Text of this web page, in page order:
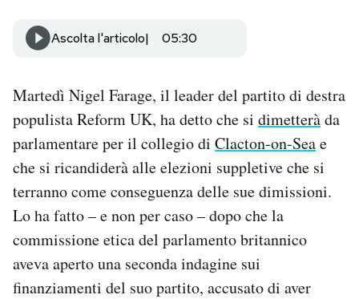
Area Personale
Newsletter
Notifiche mobile
Regala il Post
Hai bisogno di aiuto?
Esci
Ascolta l'articolo 05:30
Martedì Nigel Farage, il leader del partito di destra
populista Reform UK, ha detto che si dimetteràda
parlamentare per il collegio di Clacton-on-Seae
che si ricandiderà alle elezioni suppletive che si
terranno come conseguenza delle sue dimissioni.
Lo ha fatto – e non per caso – dopo che la
commissione etica del parlamento britannico
aveva aperto una seconda indagine sui
finanziamenti del suo partito, accusato di aver